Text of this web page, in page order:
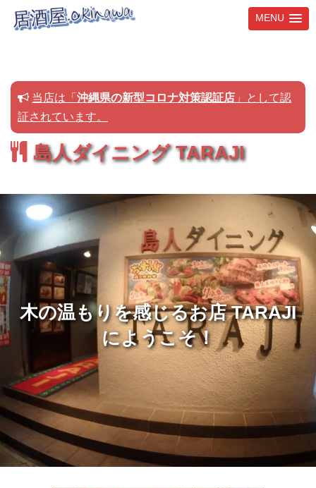
MENU
当店は「 沖縄県の新型コロナ対策認証店 」として認
証されています。
島人ダイニング TARAJI
木の温もりを感じるお店 TARAJI
にようこそ！